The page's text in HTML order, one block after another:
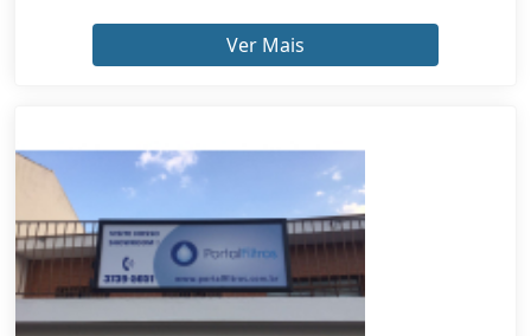
Ver Mais